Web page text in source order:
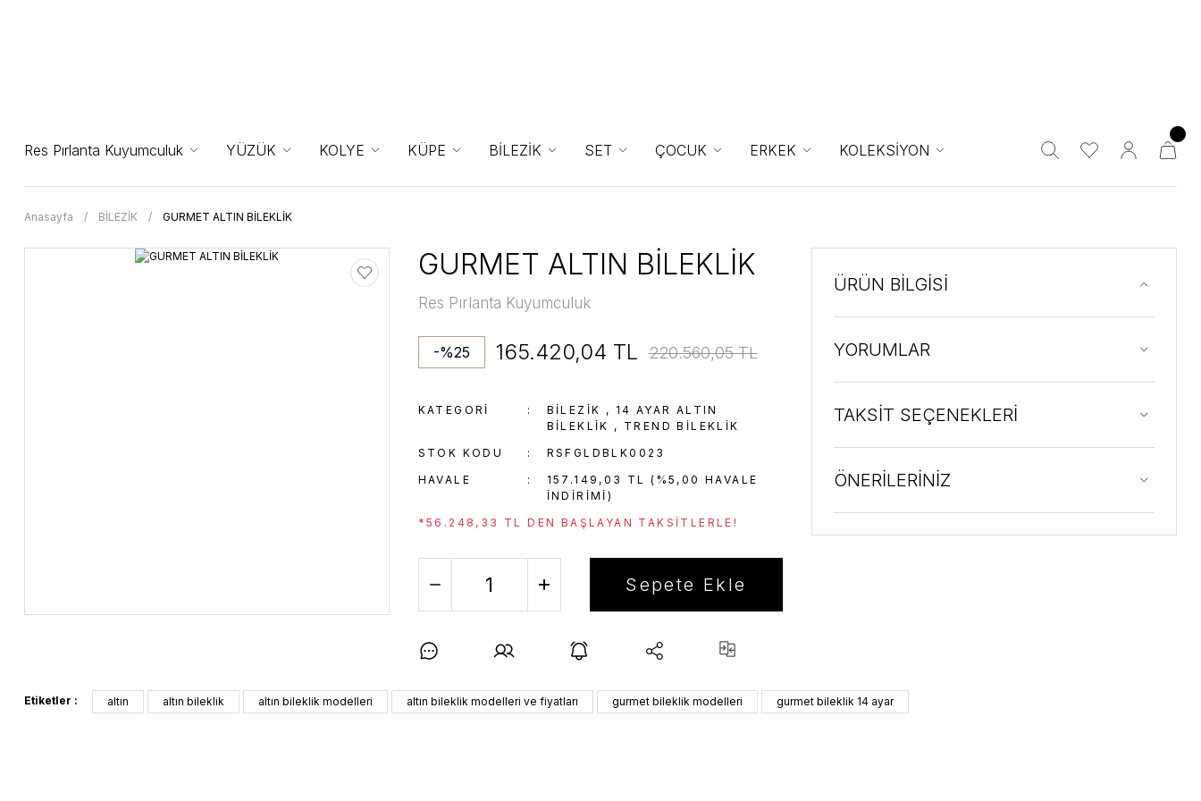
Res Pırlanta Kuyumculuk YÜZÜK KOLYE KÜPE BİLEZİK SET ÇOCUK ERKEK KOLEKSİYON
Anasayfa BİLEZİK GURMET ALTIN BİLEKLİK
GURMET ALTIN BİLEKLİK
Res Pırlanta Kuyumculuk
-%25 165.420,04 TL 220.560,05 TL
KATEGORI BİLEZİK , 14 AYAR ALTIN
BILEKLIK , TREND BILEKLIK
STOK KODU
RSFGLDBLK0023
HAVALE
157.149,03 TL (%5,00 HAVALE
INDIRIMI)
*56.248,33 TL DEN BAŞLAYAN TAKSITLERLE!
Sepete Ekle
ÜRÜN BİLGİSİ
YORUMLAR
TAKSİT SEÇENEKLERİ
ÖNERİLERİNİZ
Etiketler : altın altın bileklik altın bileklik modelleri altın bileklik modelleri ve fiyatları gurmet bileklik modelleri gurmet bileklik 14 ayar